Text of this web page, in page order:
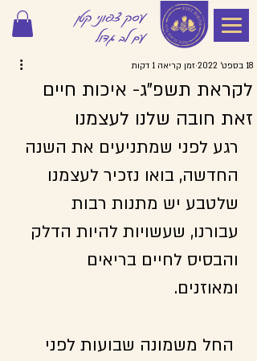
עסק צפוני קטן
עם לב גדול
לקראת תשפ"ג- איכות חיים
זאת חובה שלנו לעצמנו
18 בספט׳ 2022 זמן קריאה 1 דקות
רגע לפני שמתניעים את השנה
החדשה, בואו נזכיר לעצמנו
שלטבע יש מתנות רבות
עבורנו, שעשויות להיות הדלק
והבסיס לחיים בריאים
ומאוזנים.
החל משמונה שבועות לפני